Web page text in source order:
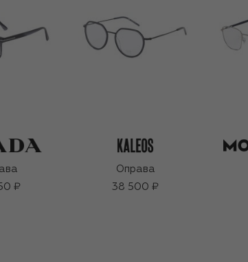
₽
Оправа
38 500 ₽